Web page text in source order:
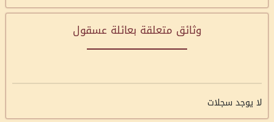
وثائق متعلقة بعائلة عسقول
لا يوجد سجلات